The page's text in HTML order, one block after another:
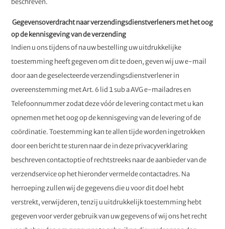
beschreven.
Gegevensoverdracht naar verzendingsdienstverleners met het oog
op de kennisgeving van de verzending
Indien u ons tijdens of na uw bestelling uw uitdrukkelijke
toestemming heeft gegeven om dit te doen, geven wij uw e-mail
door aan de geselecteerde verzendingsdienstverlener in
overeenstemming met Art. 6 lid 1 sub a AVG e-mailadres en
Telefoonnummer zodat deze vóór de levering contact met u kan
opnemen met het oog op de kennisgeving van de levering of de
coördinatie. Toestemming kan te allen tijde worden ingetrokken
door een bericht te sturen naar de in deze privacyverklaring
beschreven contactoptie of rechtstreeks naar de aanbieder van de
verzendservice op het hieronder vermelde contactadres. Na
herroeping zullen wij de gegevens die u voor dit doel hebt
verstrekt, verwijderen, tenzij u uitdrukkelijk toestemming hebt
gegeven voor verder gebruik van uw gegevens of wij ons het recht